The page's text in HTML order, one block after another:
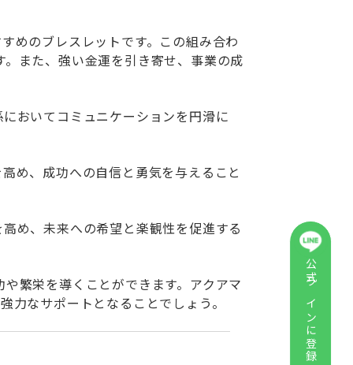
公式ラインに登録
めのブレスレットです。この組み合わ
また、強い金運を引き寄せ、事業の成
おいてコミュニケーションを円滑に
め、成功への自信と勇気を与えること
め、未来への希望と楽観性を促進する
繁栄を導くことができます。アクアマ
力なサポートとなることでしょう。